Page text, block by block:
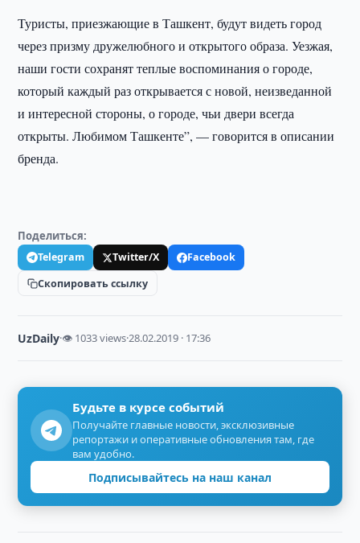
Туристы, приезжающие в Ташкент, будут видеть город
через призму дружелюбного и открытого образа. Уезжая,
наши гости сохранят теплые воспоминания о городе,
который каждый раз открывается с новой, неизведанной
и интересной стороны, о городе, чьи двери всегда
открыты. Любимом Ташкенте”, — говорится в описании
бренда.
Поделиться:
Telegram Twitter/X
Facebook
Скопировать ссылку
UzDaily·👁 1033 views·28.02.2019 · 17:36
Будьте в курсе событий
Получайте главные новости, эксклюзивные
репортажи и оперативные обновления там, где
вам удобно.
Подписывайтесь на наш канал